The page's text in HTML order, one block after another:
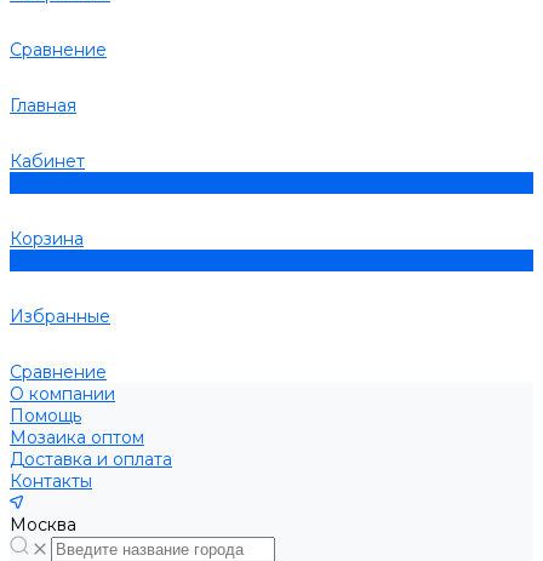
Сравнение
Главная
Кабинет
Корзина
Избранные
Сравнение
О компании
Помощь
Мозаика оптом
Доставка и оплата
Контакты
Москва